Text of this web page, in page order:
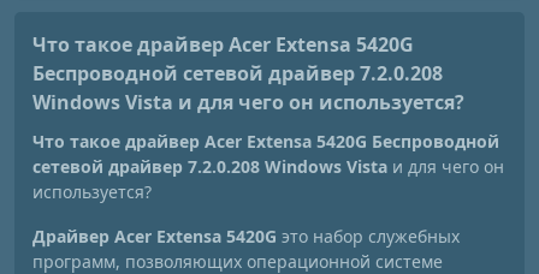
Что такое драйвер Acer Extensa 5420G
Беспроводной сетевой драйвер 7.2.0.208
Windows Vista и для чего он используется?
Что такое драйвер Acer Extensa 5420G Беспроводной
сетевой драйвер 7.2.0.208 Windows Vista и для чего он
используется?
Драйвер Acer Extensa 5420G это набор служебных
программ, позволяющих операционной системе